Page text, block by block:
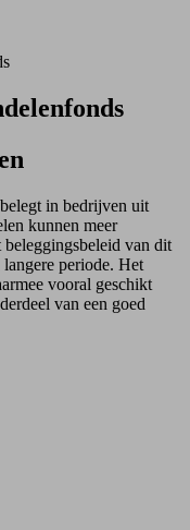
in bedrijven uit
kunnen meer
beleggingsbeleid van dit
periode. Het
vooral geschikt
van een goed